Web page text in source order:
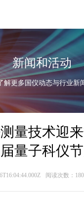
新闻和活动
解更多国仪动态与行业新
量技术迎
量子科仪
阅读次数：